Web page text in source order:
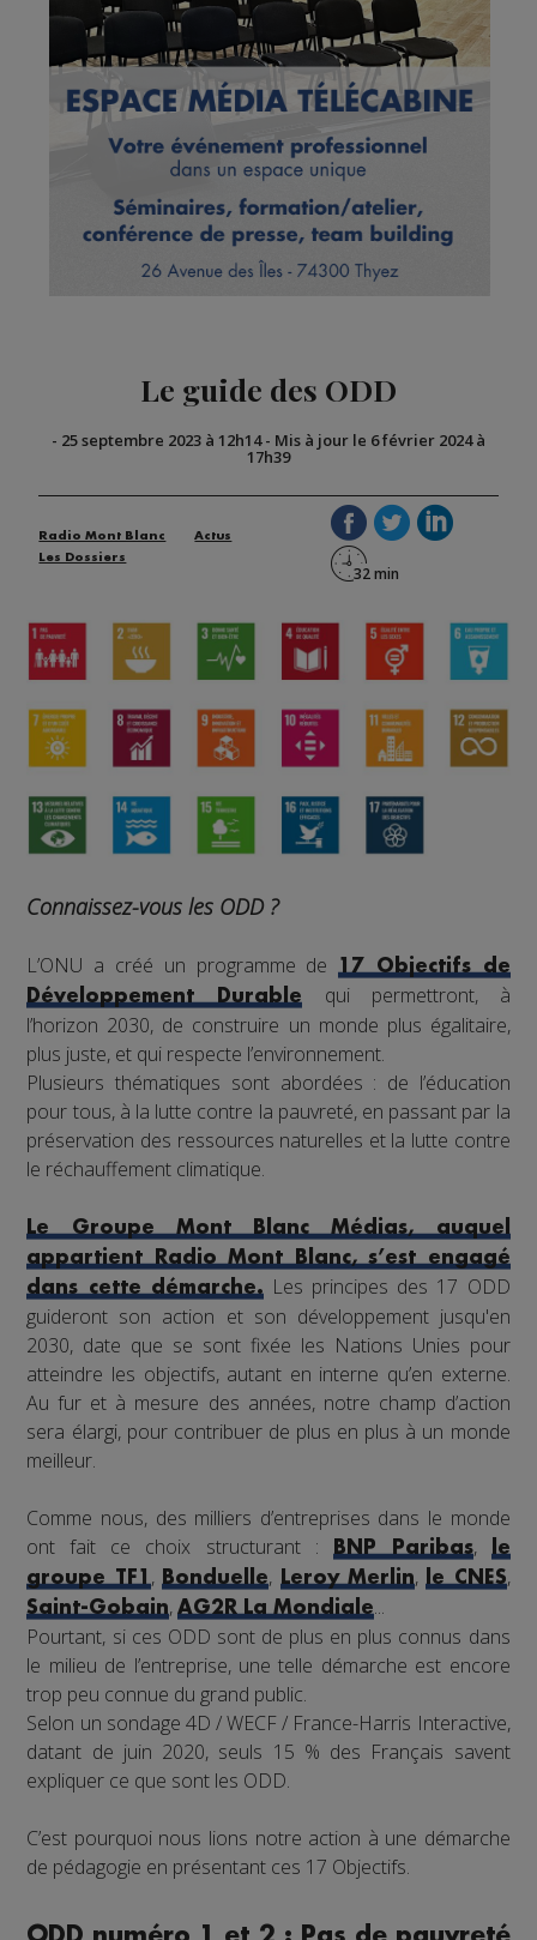
Le guide des ODD
- 25 septembre 2023 à 12h14- Mis à jour le 6 février 2024 à
17h39
Radio Mont Blanc
Actus
Les Dossiers
Connaissez-vous les ODD ?
L’ONU a créé un programme de17 Objectifs de
Développement Durable
qui permettront, à
l’horizon 2030, de construire un monde plus égalitaire,
plus juste, et qui respecte l’environnement.
Plusieurs thématiques sont abordées : de l’éducation
pour tous, à la lutte contre la pauvreté, en passant par la
préservation des ressources naturelles et la lutte contre
le réchauffement climatique.
Le Groupe Mont Blanc Médias, auquel
appartient Radio Mont Blanc, s’est engagé
dans cette démarche.Les principes des 17 ODD
guideront son action et son développement jusqu'en
2030, date que se sont fixée les Nations Unies pour
atteindre les objectifs, autant en interne qu’en externe.
Au fur et à mesure des années, notre champ d’action
sera élargi, pour contribuer de plus en plus à un monde
meilleur.
Comme nous, des milliers d’entreprises dans le monde
ont fait ce choix structurant :
BNP Paribas,
le
groupe TF1 , Bonduelle, Leroy Merlin, le CNES,
Saint-Gobain,AG2R La Mondiale...
Pourtant, si ces ODD sont de plus en plus connus dans
le milieu de l’entreprise, une telle démarche est encore
trop peu connue du grand public.
Selon un sondage 4D / WECF / France-Harris Interactive,
datant de juin 2020, seuls 15 % des Français savent
expliquer ce que sont les ODD.
C’est pourquoi nous lions notre action à une démarche
de pédagogie en présentant ces 17 Objectifs.